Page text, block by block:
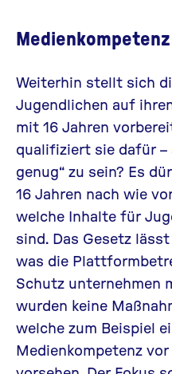
Weiterhin stellt sich
Jugendlichen auf
mit 16 Jahren
qualifiziert sie dafür –
genug“ zu sein? Es
16 Jahren nach wie
welche Inhalte für
sind. Das Gesetz
was die
Schutz unternehmen
wurden keine
welche zum Beispiel
Medienkompetenz